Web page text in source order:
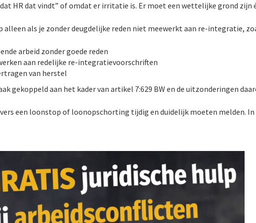
HR dat vindt” of omdat er irritatie is. Er moet een wettelijke grond zijn
alleen als je zonder deugdelijke reden niet meewerkt aan re-integratie,
arbeid zonder goede reden
aan redelijke re-integratievoorschriften
van herstel
gekoppeld aan het kader van artikel 7:629 BW en de uitzonderingen
een loonstop of loonopschorting tijdig en duidelijk moeten melden.